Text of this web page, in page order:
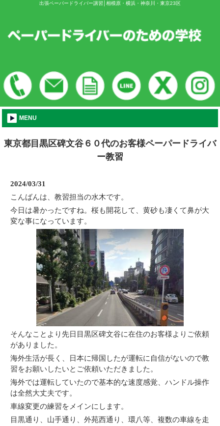
出張ペーパードライバー講習│相模原・横浜・神奈川・東京23区
MENU
東京都目黒区碑文谷６０代のお客様ペーパードライバ
ー教習
2024/03/31
こんばんは、教習担当の水木です。
今日は暑かったですね。桜も開花して、黄砂も凄くて鼻が大
変な事になっています。
そんなことより先日目黒区碑文谷に在住のお客様よりご依頼
がありました。
海外生活が長く、日本に帰国したが運転に自信がないので教
習をお願いしたいとご依頼いただきました。
海外では運転していたので基本的な速度感覚、ハンドル操作
は全然大丈夫です。
車線変更の練習をメインにします。
目黒通り、山手通り、外苑西通り、環八等、複数の車線を走